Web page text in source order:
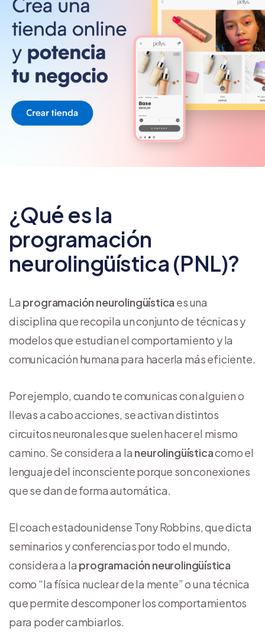
¿Qué es la
programación
neurolingüística (PNL)?
La programación neurolingüística es una
disciplina que recopila un conjunto de técnicas y
modelos que estudian el comportamiento y la
comunicación humana para hacerla más eficiente.
Por ejemplo, cuando te comunicas con alguien o
llevas a cabo acciones, se activan distintos
circuitos neuronales que suelen hacer el mismo
camino. Se considera a la neurolingüísticacomo el
lenguaje del inconsciente porque son conexiones
que se dan de forma automática.
El coach estadounidense Tony Robbins, que dicta
seminarios y conferencias por todo el mundo,
considera a la programación neurolingüística
como “la física nuclear de la mente” o una técnica
que permite descomponer los comportamientos
para poder cambiarlos.